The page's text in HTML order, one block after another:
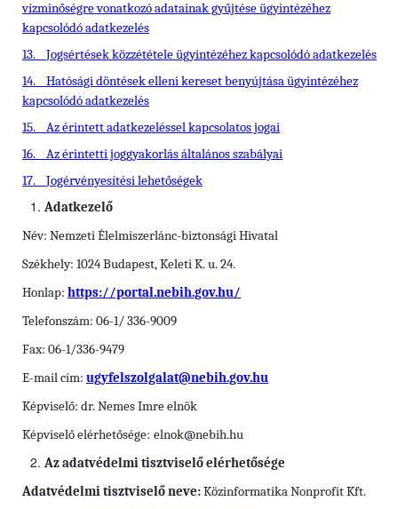
vízminőségre vonatkozó adatainak gyűjtése ügyintézéhez
kapcsolódó adatkezelés
13.
Jogsértések közzététele ügyintézéhez kapcsolódó adatkezelés
14.
Hatósági döntések elleni kereset benyújtása ügyintézéhez
kapcsolódó adatkezelés
15.
Az érintett adatkezeléssel kapcsolatos jogai
16.
Az érintetti joggyakorlás általános szabályai
17.
Jogérvényesítési lehetőségek
Adatkezelő
Név: Nemzeti Élelmiszerlánc-biztonsági Hivatal
Székhely: 1024 Budapest, Keleti K. u. 24.
Honlap: https://portal.nebih.gov.hu/
Telefonszám: 06-1/ 336-9009
Fax: 06-1/336-9479
E-mail cím: ugyfelszolgalat@nebih.gov.hu
Képviselő: dr. Nemes Imre elnök
Képviselő elérhetősége: elnok@nebih.hu
Az adatvédelmi tisztviselő elérhetősége
Adatvédelmi tisztviselő neve:Közinformatika Nonprofit Kft.